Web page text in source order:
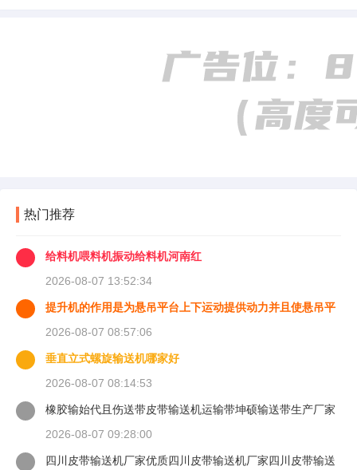
热门推荐
给料机喂料机振动给料机河南红
2026-08-07 13:52:34
提升机的作用是为悬吊平台上下运动提供动力并且使悬吊平
2026-08-07 08:57:06
垂直立式螺旋输送机哪家好
2026-08-07 08:14:53
橡胶输始代且伤送带皮带输送机运输带坤硕输送带生产厂家
2026-08-07 09:28:00
四川皮带输送机厂家优质四川皮带输送机厂家四川皮带输送